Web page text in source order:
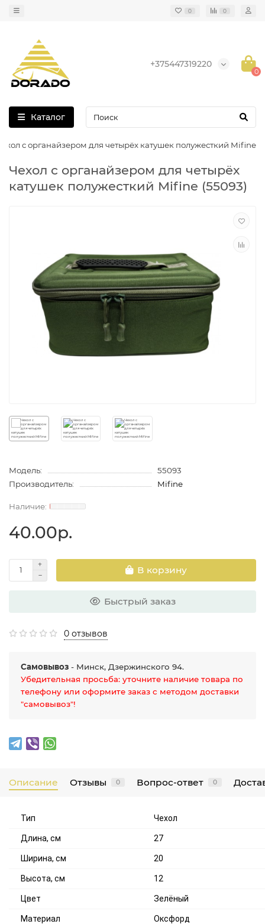
0 0
+375447319220
0
Каталог
с органайзером для четырёх катушек полужесткий Mifine
Чехол с органайзером для четырёх
катушек полужесткий Mifine (55093)
Модель:
55093
Производитель:
Mifine
40.00р.
В корзину
Быстрый заказ
0 отзывов
Самовывоз - Минск, Дзержинского 94.
Убедительная просьба: уточните наличие товара по
телефону или оформите заказ с методом доставки
"самовывоз"!
Описание Отзывы 0 Вопрос-ответ 0
Тип Чехол
Длина, см 27
Ширина, см 20
Высота, см 12
Цвет Зелёный
Материал Оксфорд